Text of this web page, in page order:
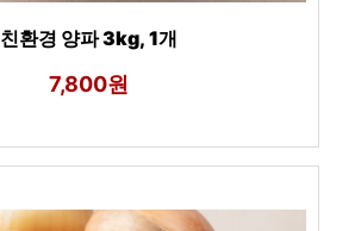
친환경 양파 3kg, 1개
7,800원